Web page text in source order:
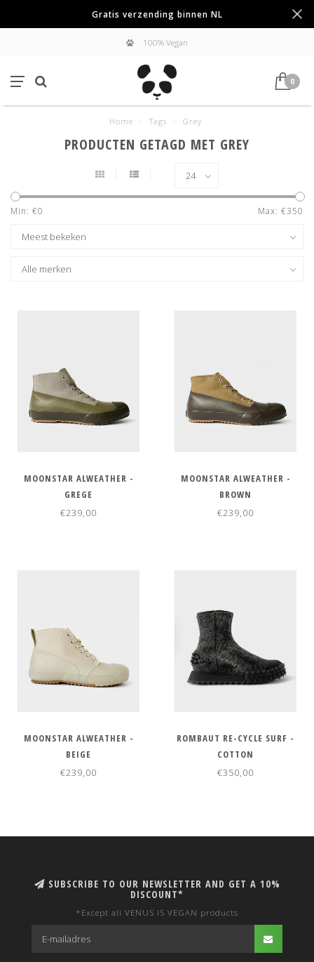
Gratis verzending binnen NL
100% Vegan
0
Home Tags Grey
PRODUCTEN GETAGD MET GREY
Min: €0 Max: €350
MOONSTAR ALWEATHER -
GREGE
€239,00
MOONSTAR ALWEATHER -
BROWN
€239,00
MOONSTAR ALWEATHER -
BEIGE
€239,00
ROMBAUT RE-CYCLE SURF -
COTTON
€350,00
SUBSCRIBE TO OUR NEWSLETTER AND GET A 10%
DISCOUNT*
*Except all VENUS IS VEGAN products